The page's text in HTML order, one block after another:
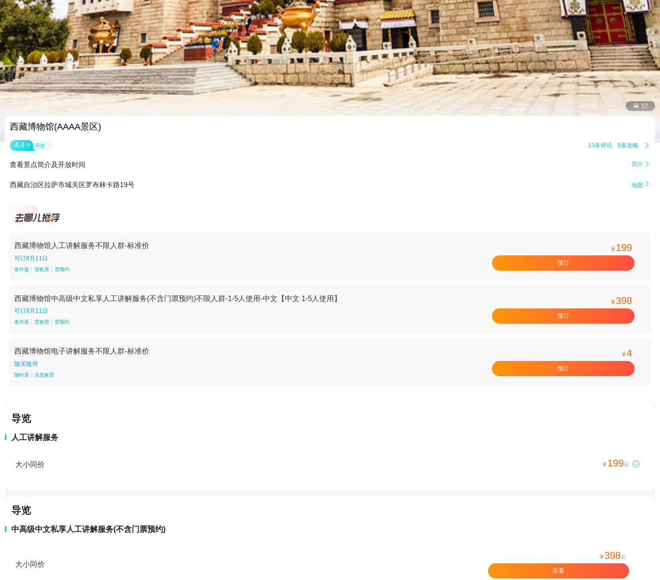
 57
西藏博物馆(AAAA景区)
4.4 分 不错 13条评论 5条攻略 
查看景点简介及开放时间 简介 
西藏自治区拉萨市城关区罗布林卡路19号 地图 
西藏博物馆人工讲解服务不限人群-标准价
可订8月11日
条件退 需换票 需预约
¥ 199
预订
西藏博物馆中高级中文私享人工讲解服务(不含门票预约)不限人群-1-5人使用-中文【中文 1-5人使用】
可订8月11日
条件退 需换票 需预约
¥398
预订
西藏博物馆电子讲解服务不限人群-标准价
随买随用
随时退 无需换票
¥4
预订
导览
人工讲解服务
大小同价 ¥ 199起 
导览
中高级中文私享人工讲解服务(不含门票预约)
大小同价
¥398 起
查看